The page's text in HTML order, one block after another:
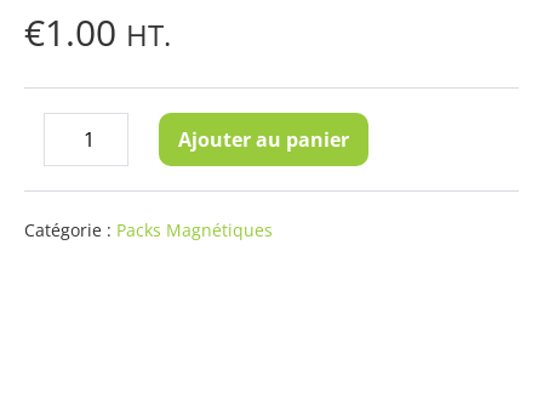
€1.00 HT.
quantité
de
Plâtre
Magnétique
Increase
Ajouter au panier
Catégorie : Packs Magnétiques